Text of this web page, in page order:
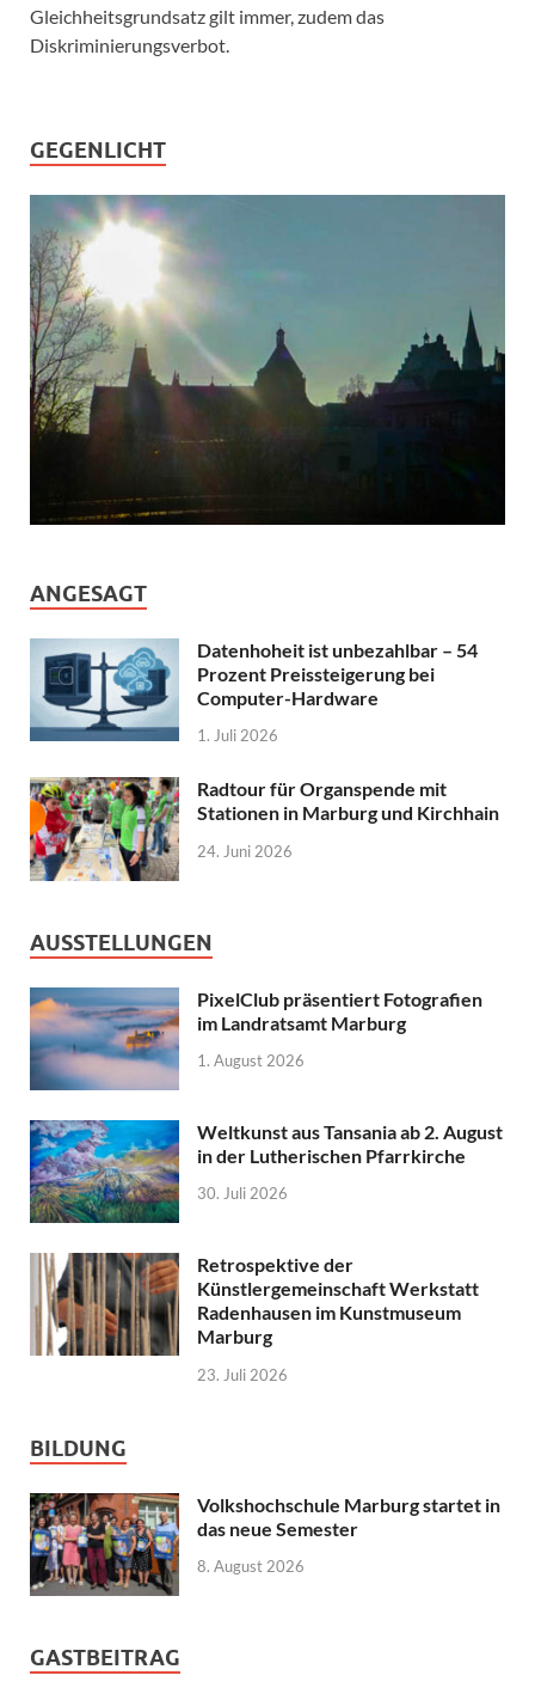
Gleichheitsgrundsatz gilt immer, zudem das
Diskriminierungsverbot.
GEGENLICHT
ANGESAGT
Datenhoheit ist unbezahlbar – 54
Prozent Preissteigerung bei
Computer-Hardware
1. Juli 2026
Radtour für Organspende mit
Stationen in Marburg und Kirchhain
24. Juni 2026
AUSSTELLUNGEN
PixelClub präsentiert Fotografien
im Landratsamt Marburg
1. August 2026
Weltkunst aus Tansania ab 2. August
in der Lutherischen Pfarrkirche
30. Juli 2026
Retrospektive der
Künstlergemeinschaft Werkstatt
Radenhausen im Kunstmuseum
Marburg
23. Juli 2026
BILDUNG
Volkshochschule Marburg startet in
das neue Semester
8. August 2026
GASTBEITRAG